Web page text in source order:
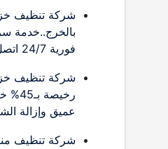
شركة تنظيف
بالخرج..خدمة
فورية 24/7 اتصل بنا الان
شركة تنظيف
عميق وإزالة
شركة تنظيف